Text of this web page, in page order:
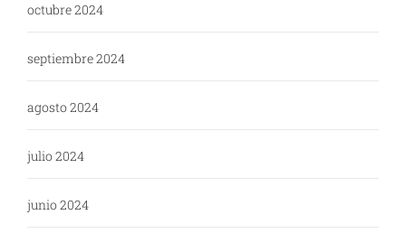
octubre 2024
septiembre 2024
agosto 2024
julio 2024
junio 2024